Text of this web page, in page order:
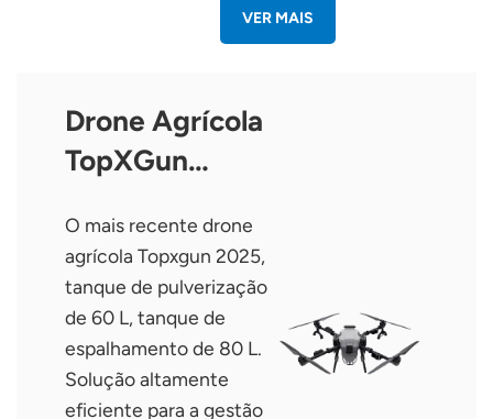
VER MAIS
Drone Agrícola
TopXGun
O mais recente drone
agrícola Topxgun 2025,
tanque de pulverização
de 60 L, tanque de
espalhamento de 80 L.
Solução altamente
eficiente para a gestão